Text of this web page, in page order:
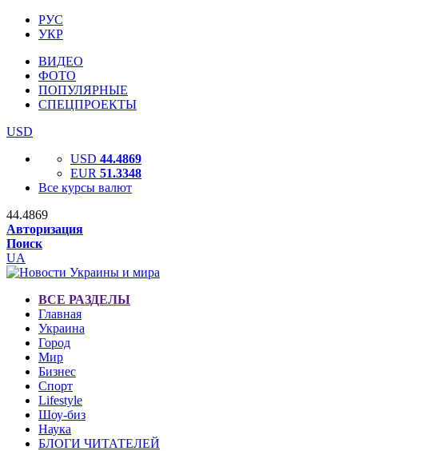
РУС
УКР
ВИДЕО
ФОТО
ПОПУЛЯРНЫЕ
СПЕЦПРОЕКТЫ
USD
USD 44.4869
EUR 51.3348
Все курсы валют
44.4869
Авторизация
Поиск
UA
ВСЕ РАЗДЕЛЫ
Главная
Украина
Город
Мир
Бизнес
Спорт
Lifestyle
Шоу-биз
Наука
БЛОГИ ЧИТАТЕЛЕЙ